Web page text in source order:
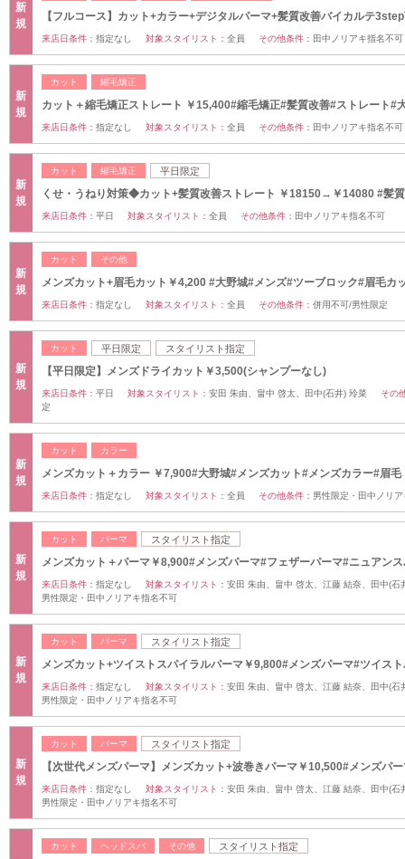
新
規
【フルコース】カット+カラー+デジタルパーマ+髪質改善バイカルテ
来店日条件： 指定なし 対象スタイリスト： 全員 その他条件： 田中ノリアキ指名不可
新
規
カット 縮毛矯正
カット＋縮毛矯正ストレート ￥15,400#縮毛矯正#髪質改善#ストレート#
来店日条件： 指定なし 対象スタイリスト： 全員 その他条件： 田中ノリアキ指名不可
新
規
カット 縮毛矯正 平日限定
くせ・うねり対策◆カット+髪質改善ストレート ￥18150→￥14080 #髪
来店日条件： 平日 対象スタイリスト： 全員 その他条件： 田中ノリアキ指名不可
新
規
カット その他
メンズカット+眉毛カット￥4,200 #大野城#メンズ#ツーブロック#眉毛カ
来店日条件： 指定なし 対象スタイリスト： 全員 その他条件： 併用不可/男性限定
新
規
カット 平日限定 スタイリスト指定
【平日限定】メンズドライカット￥3,500(シャンプーなし)
来店日条件： 平日 対象スタイリスト： 安田 朱由、畠中 啓太、田中(石井) 玲菜
その
定
新
規
カット カラー
メンズカット＋カラー ￥7,900#大野城#メンズカット#メンズカラー#眉毛
来店日条件： 指定なし 対象スタイリスト： 全員 その他条件： 男性限定・田中ノリ
新
規
カット パーマ スタイリスト指定
メンズカット＋パーマ￥8,900#メンズパーマ#フェザーパーマ#ニュアン
来店日条件： 指定なし 対象スタイリスト： 安田 朱由、畠中 啓太、江藤 結奈、田中(石
男性限定・田中ノリアキ指名不可
新
規
カット パーマ スタイリスト指定
メンズカット+ツイストスパイラルパーマ￥9,800#メンズパーマ#ツイス
来店日条件： 指定なし 対象スタイリスト： 安田 朱由、畠中 啓太、江藤 結奈、田中(石
男性限定・田中ノリアキ指名不可
新
規
カット パーマ スタイリスト指定
【次世代メンズパーマ】メンズカット+波巻きパーマ￥10,500#メンズパ
来店日条件： 指定なし 対象スタイリスト： 安田 朱由、畠中 啓太、江藤 結奈、田中(石
男性限定・田中ノリアキ指名不可
カット ヘッドスパ その他 スタイリスト指定